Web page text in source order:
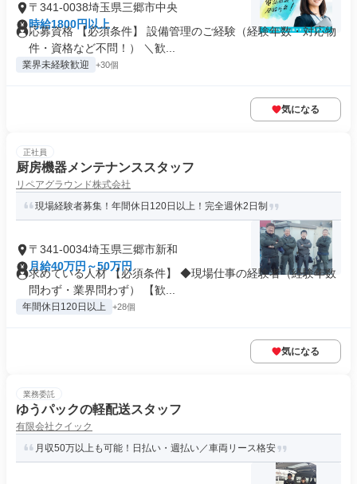
〒341-0038埼玉県三郷市中央
時給1800円以上
応募資格 【必須条件】 設備管理のご経験（経験年数・対応物
件・資格など不問！） ＼歓...
業界未経験歓迎 +30個
気になる
正社員
厨房機器メンテナンススタッフ
リペアグラウンド株式会社
現場経験者募集！年間休日120日以上！完全週休2日制
〒341-0034埼玉県三郷市新和
月給40万円～50万円
求めている人材 【必須条件】 ◆現場仕事の経験者（経験年数
問わず・業界問わず） 【歓...
年間休日120日以上 +28個
気になる
業務委託
ゆうパックの軽配送スタッフ
有限会社クイック
月収50万以上も可能！日払い・週払い／車両リース格安